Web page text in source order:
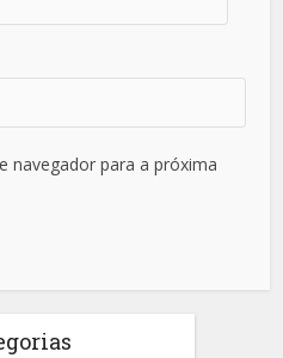
navegador para a próxima